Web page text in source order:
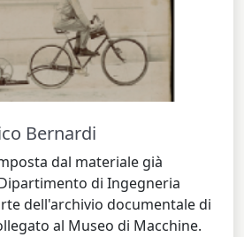
Bernardi
dal materiale già
di Ingegneria
dell'archivio documentale di
al Museo di Macchine.